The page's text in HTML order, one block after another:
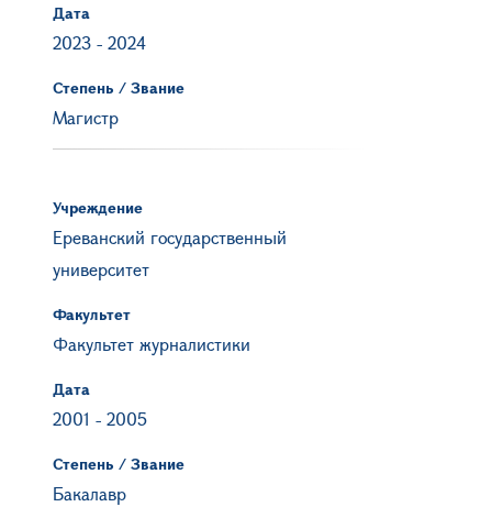
Дата
2023 - 2024
Степень / Звание
Магистр
Учреждение
Ереванский государственный
университет
Факультет
Факультет журналистики
Дата
2001 - 2005
Степень / Звание
Бакалавр